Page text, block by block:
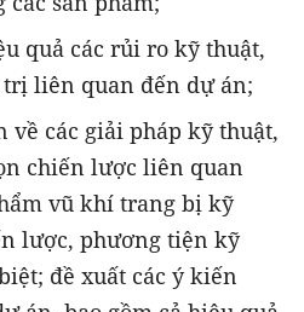
quả các rủi ro kỹ thuật,
liên quan đến dự án;
về các giải pháp kỹ thuật,
chiến lược liên quan
vũ khí trang bị kỹ
lược, phương tiện kỹ
đề xuất các ý kiến